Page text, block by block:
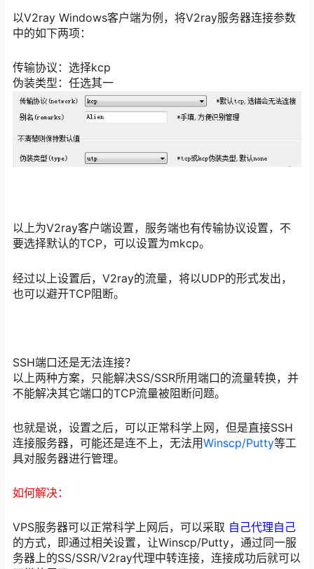
以V2ray Windows客户端为例，将V2ray服务器连接参数
中的如下两项：
传输协议：选择kcp
伪装类型：任选其一
以上为V2ray客户端设置，服务端也有传输协议设置，不
要选择默认的TCP，可以设置为mkcp。
经过以上设置后，V2ray的流量，将以UDP的形式发出，
也可以避开TCP阻断。
SSH端口还是无法连接？
以上两种方案，只能解决SS/SSR所用端口的流量转换，并
不能解决其它端口的TCP流量被阻断问题。
也就是说，设置之后，可以正常科学上网，但是直接SSH
连接服务器，可能还是连不上，无法用Winscp/Putty等工
具对服务器进行管理。
如何解决：
VPS服务器可以正常科学上网后，可以采取 自己代理自己
的方式，即通过相关设置，让Winscp/Putty，通过同一服
务器上的SS/SSR/V2ray代理中转连接，连接成功后就可以